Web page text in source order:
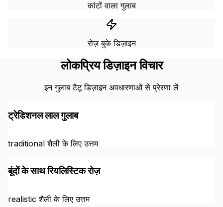
कांटों वाला गुलाब
रोज़ बुके डिज़ाइन
लोकप्रिय डिज़ाइन विचार
इन गुलाब टैटू डिज़ाइन अवधारणाओं से प्रेरणा लें
ट्रेडिशनल लाल गुलाब
traditional शैली के लिए उत्तम
बूंदों के साथ रियलिस्टिक रोज़
realistic शैली के लिए उत्तम